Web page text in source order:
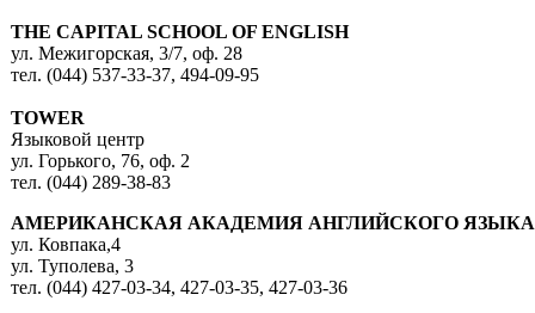
THE CAPITAL SCHOOL OF ENGLISH
ул. Межигорская, 3/7, оф. 28
тел. (044) 537-33-37, 494-09-95
TOWER
Языковой центр
ул. Горького, 76, оф. 2
тел. (044) 289-38-83
АМЕРИКАНСКАЯ АКАДЕМИЯ АНГЛИЙСКОГО ЯЗЫКА
ул. Ковпака,4
ул. Туполева, 3
тел. (044) 427-03-34, 427-03-35, 427-03-36